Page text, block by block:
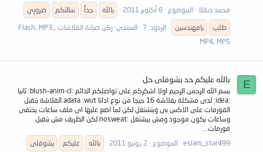
محمد دنقلا
الموضوع 6 أكتوبر 2011 بالله جداً سالتكم
ضروري
طلب
يامهندسين الردود: 7 المنتدى:
ركن صيانة الفلاشات ,Flash, MP3,
MP4, MP5
E بالله عليكم حد يشوفلى حل
بسم الله الرحمن الرحيم اولا اشكركم على تواصلكم الدائم :blush-anim-cl: ثانيا
:idea: لدى مشكلة بفلاشة 16 جيجا من نوع اداتا adata :wut:الفلاشة بتقبل
الفورمات على الاكس بى وبتشتغل لكن لما اضع عليها اى ملف ساعات يختفى
وساعات يكون موجود ومش بيشتغل :nosweat:لكن الظريف مش بتقبل
فورمات...
eslam_star499
الموضوع 2 يونيو 2011 بالله عليكم
يشوفلى